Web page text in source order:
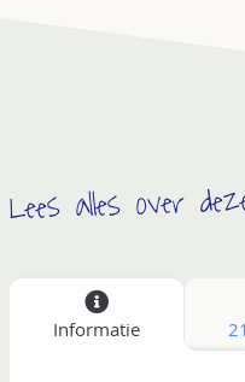
Lees alles over
Informatie